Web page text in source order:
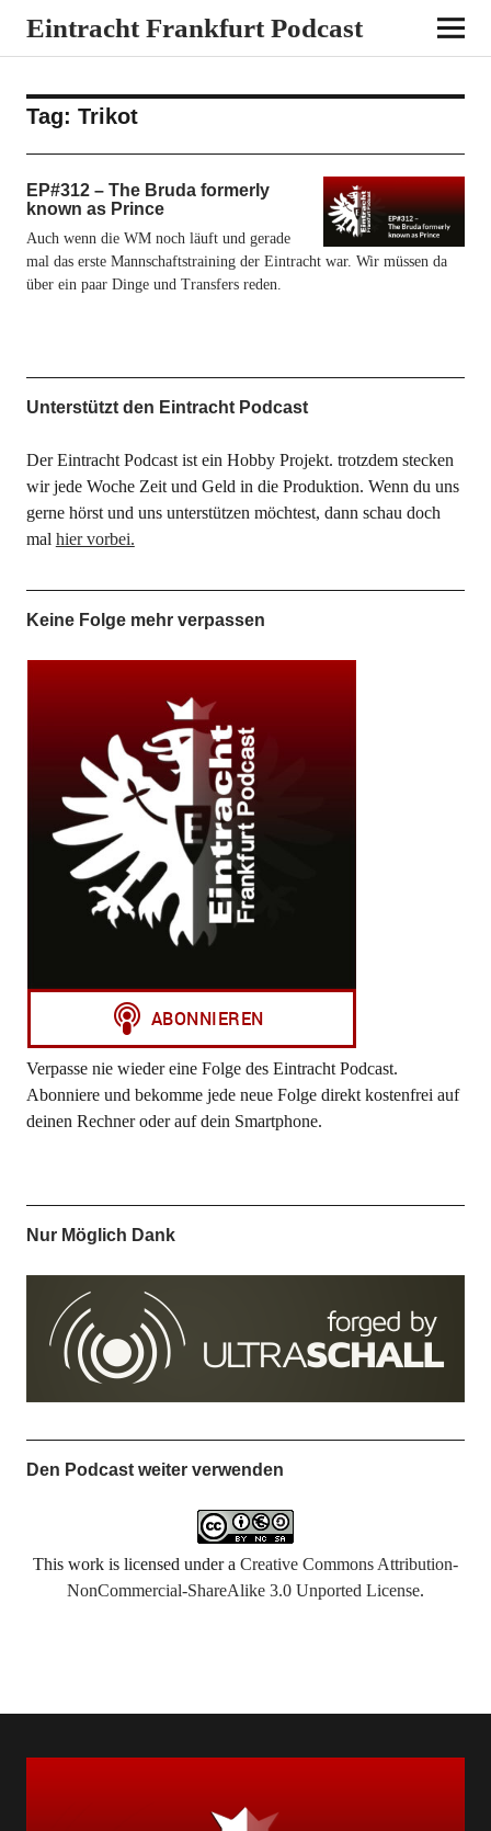
Eintracht Frankfurt Podcast
Tag: Trikot
EP#312 – The Bruda formerly
known as Prince
Auch wenn die WM noch läuft und gerade
mal das erste Mannschaftstraining der Eintracht war. Wir müssen da
über ein paar Dinge und Transfers reden.
Unterstützt den Eintracht Podcast
Der Eintracht Podcast ist ein Hobby Projekt. trotzdem stecken
wir jede Woche Zeit und Geld in die Produktion. Wenn du uns
gerne hörst und uns unterstützen möchtest, dann schau doch
mal hier vorbei.
Keine Folge mehr verpassen
Verpasse nie wieder eine Folge des Eintracht Podcast.
Abonniere und bekomme jede neue Folge direkt kostenfrei auf
deinen Rechner oder auf dein Smartphone.
Nur Möglich Dank
Den Podcast weiter verwenden
This work is licensed under a Creative Commons Attribution-
NonCommercial-ShareAlike 3.0 Unported License.